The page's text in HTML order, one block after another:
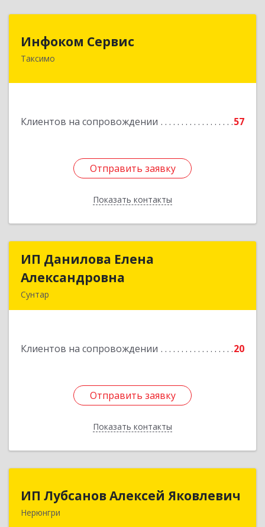
Инфоком Сервис
Таксимо
Клиентов на сопровождении 57
Отправить заявку
Показать контакты
671560, Республика Бурятия, Муйский р-н, пгт.
Отправить заявку
Назад
ИП Данилова Елена
Александровна
Сунтар
Клиентов на сопровождении 20
Отправить заявку
Показать контакты
ИП Данилова Елена
Отправить заявку
Назад
ИП Лубсанов Алексей Яковлевич
Нерюнгри
ИП Лубсанов Алексей Яковлевич
675002, Амурская область, г. Благовещенск, ул.